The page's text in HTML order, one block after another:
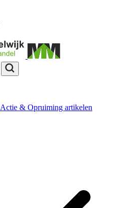
Actie & Opruiming artikelen